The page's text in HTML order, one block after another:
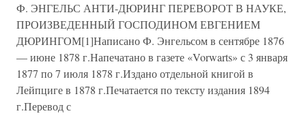
Ф. ЭНГЕЛЬС АНТИ-ДЮРИНГ ПЕРЕВОРОТ В НАУКЕ,
ПРОИЗВЕДЕННЫЙ ГОСПОДИНОМ ЕВГЕНИЕМ
ДЮРИНГОМ[1]Написано Ф. Энгельсом в сентябре 1876
— июне 1878 г.Напечатано в газете «Vorwarts» с 3 января
1877 по 7 июля 1878 г.Издано отдельной книгой в
Лейпциге в 1878 г.Печатается по тексту издания 1894
г.Перевод с